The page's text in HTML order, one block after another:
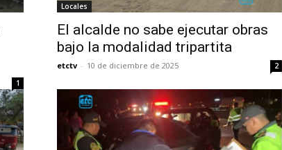
1
Locales
El alcalde no sabe ejecutar obras
bajo la modalidad tripartita
etctv - 10 de diciembre de 2025 2